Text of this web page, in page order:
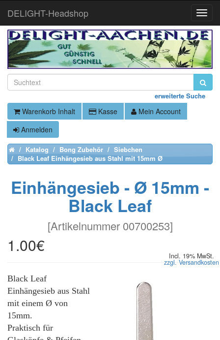
erweiterte Suche
Warenkorb Inhalt Kasse
Mein Account
Anmelden
HomeKatalog Bong Zubehör
Siebchen
Black Leaf Einhängesieb aus Stahl mit 15mm Ø
Einhängesieb - Ø 15mm -
Black Leaf
[Artikelnummer 00700253]
1.00€
Incl. 19% MwSt.
zzgl. Versandkosten
Black Leaf
Einhängesieb aus Stahl
mit einem Ø von
15mm.
Praktisch für
Toggle
DELIGHT-Headshop